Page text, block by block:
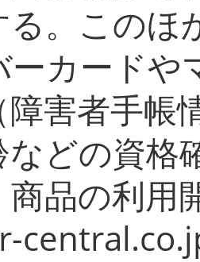
る。このほ
ーカードや
害者手帳
などの資格
品の利用